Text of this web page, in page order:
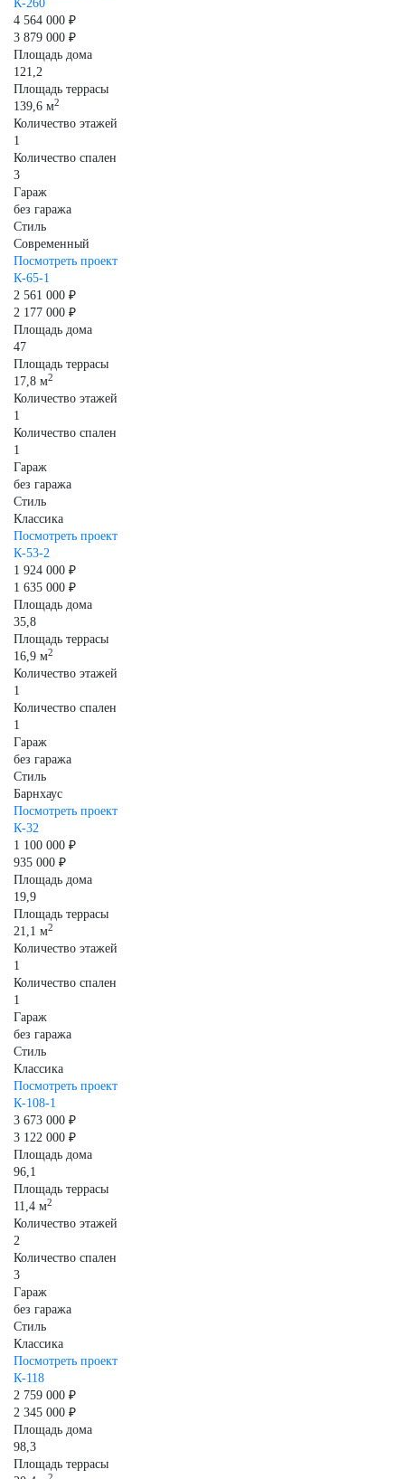
К-260
4 564 000 ₽
3 879 000 ₽
Площадь дома
121,2
Площадь террасы
139,6 м2
Количество этажей
1
Количество спален
3
Гараж
без гаража
Стиль
Современный
Посмотреть проект
К-65-1
2 561 000 ₽
2 177 000 ₽
Площадь дома
47
Площадь террасы
17,8 м2
Количество этажей
1
Количество спален
1
Гараж
без гаража
Стиль
Классика
Посмотреть проект
К-53-2
1 924 000 ₽
1 635 000 ₽
Площадь дома
35,8
Площадь террасы
16,9 м2
Количество этажей
1
Количество спален
1
Гараж
без гаража
Стиль
Барнхаус
Посмотреть проект
К-32
1 100 000 ₽
935 000 ₽
Площадь дома
19,9
Площадь террасы
21,1 м2
Количество этажей
1
Количество спален
1
Гараж
без гаража
Стиль
Классика
Посмотреть проект
К-108-1
3 673 000 ₽
3 122 000 ₽
Площадь дома
96,1
Площадь террасы
11,4 м2
Количество этажей
2
Количество спален
3
Гараж
без гаража
Стиль
Классика
Посмотреть проект
К-118
2 759 000 ₽
2 345 000 ₽
Площадь дома
98,3
Площадь террасы